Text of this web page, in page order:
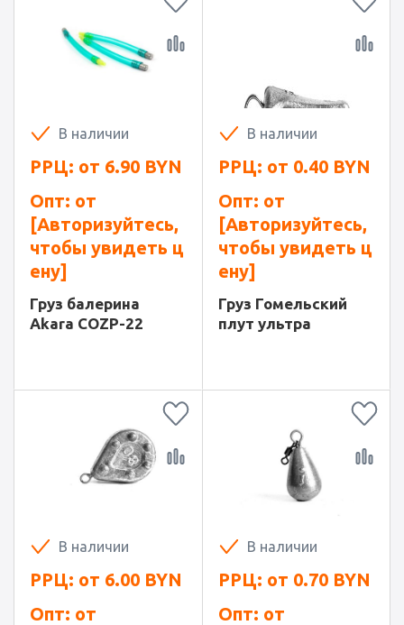
В наличии
РРЦ: от 6.90 BYN
Опт: от
[Авторизуйтесь,
чтобы увидеть ц
ену]
Груз балерина
Akara COZP-22
В наличии
РРЦ: от 0.40 BYN
Опт: от
[Авторизуйтесь,
чтобы увидеть ц
ену]
Груз Гомельский
плут ультра
В наличии
РРЦ: от 6.00 BYN
Опт: от
В наличии
РРЦ: от 0.70 BYN
Опт: от